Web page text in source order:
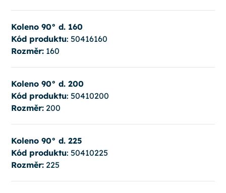
Koleno 90° d. 160
Kód produktu: 50416160
Rozměr:160
Koleno 90° d. 200
Kód produktu: 50410200
Rozměr:200
Koleno 90° d. 225
Kód produktu: 50410225
Rozměr:225